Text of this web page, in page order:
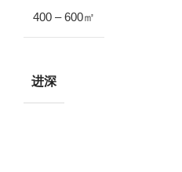
400 – 600㎡
进深